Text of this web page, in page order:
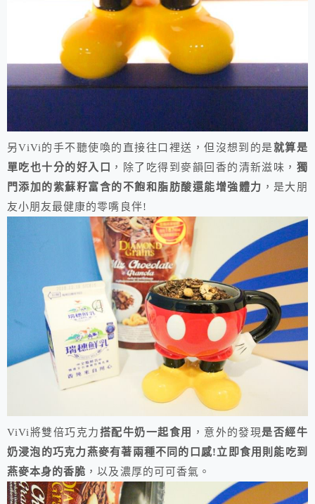
另ViVi的手不聽使喚的直接往口裡送，但沒想到的是就算是
單吃也十分的好入口
，除了吃得到麥韻回香的清新滋味， 獨
門添加的紫蘇籽富含的不飽和脂肪酸還能增強體力 ，是大朋
友小朋友最健康的零嘴良伴!
ViVi將雙倍巧克力搭配牛奶一起食用 ，意外的發現是否經牛
奶浸泡的巧克力燕麥有著兩種不同的口感!立即食用則能吃到
燕麥本身的香脆 ，以及濃厚的可可香氣。